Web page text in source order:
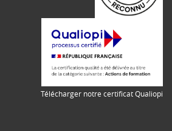
Télécharger notre certificat Qualiopi